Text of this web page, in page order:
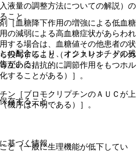
液量の調整方法についての解説）の
こと。
の配合により、オクトレオチドの残
がある。
存すること。
基づく情報
［血糖降下作用の増強による低血糖
の減弱による高血糖症状があらわれ
する場合は、血糖値その他患者の状
投与すること（インスリン、グルカ
互いに拮抗的に調節作用をもつホル
することがある）］。
ン［ブロモクリプチンのＡＵＣが上
機序は不明である）］。
と（一般に生理機能が低下してい